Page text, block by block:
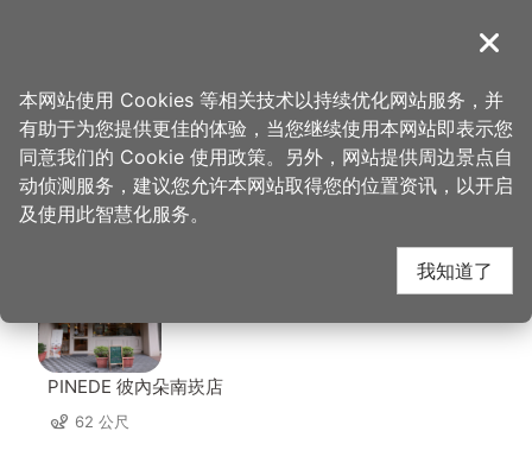
導覽
首页 > 想去的地方 > 住宿 > 水漾时尚旅馆
水漾时尚旅馆 周边店家
PINEDE 彼內朵南崁店
62 公尺
关闭
本网站使用 Cookies 等相关技术以持续优化网站服务，并
有助于为您提供更佳的体验，当您继续使用本网站即表示您
同意我们的 Cookie 使用政策。另外，网站提供周边景点自
动侦测服务，建议您允许本网站取得您的位置资讯，以开启
及使用此智慧化服务。
我知道了